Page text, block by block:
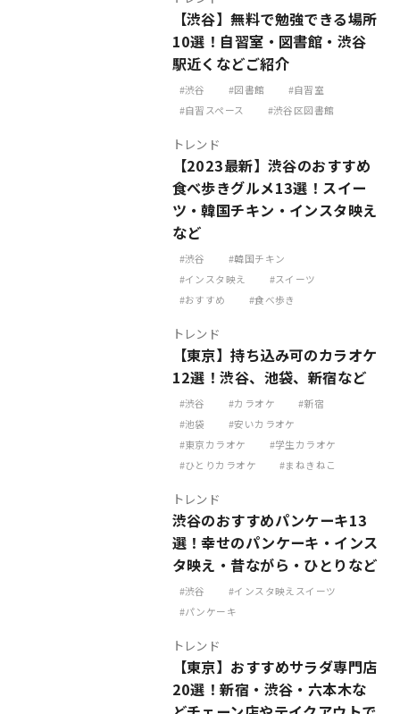
【渋谷】無料で勉強できる場所
10選！自習室・図書館・渋谷
駅近くなどご紹介
渋谷 図書館
自習室
自習スペース
渋谷区図書館
トレンド
【2023最新】渋谷のおすすめ
食べ歩きグルメ13選！スイー
ツ・韓国チキン・インスタ映え
など
渋谷
韓国チキン
インスタ映え
スイーツ
おすすめ
食べ歩き
トレンド
【東京】持ち込み可のカラオケ
12選！渋谷、池袋、新宿など
渋谷 カラオケ
新宿
池袋
安いカラオケ
東京カラオケ
学生カラオケ
ひとりカラオケ
まねきねこ
トレンド
渋谷のおすすめパンケーキ13
選！幸せのパンケーキ・インス
タ映え・昔ながら・ひとりなど
渋谷
インスタ映えスイーツ
パンケーキ
トレンド
【東京】おすすめサラダ専門店
20選！新宿・渋谷・六本木な